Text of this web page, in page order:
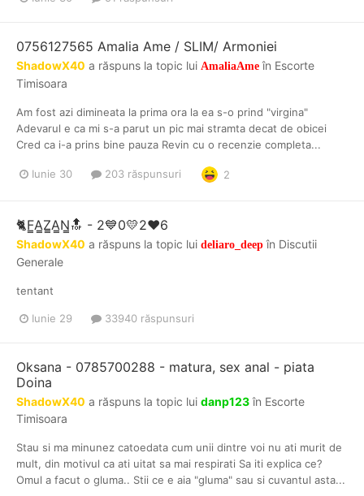
0756127565 Amalia Ame / SLIM/ Armoniei
ShadowX40 a răspuns la topic lui AmaliaAme în Escorte
Timisoara
Am fost azi dimineata la prima ora la ea s-o prind "virgina"
Adevarul e ca mi s-a parut un pic mai stramta decat de obicei
Cred ca i-a prins bine pauza Revin cu o recenzie completa...
Iunie 30 203 răspunsuri 2
🐈F̳A̳Z̳A̳N̳🔝​​​​​ - 2💙0💛2❤️6
ShadowX40 a răspuns la topic lui deliaro_deep în Discutii
Generale
tentant
Iunie 29 33940 răspunsuri
Oksana - 0785700288 - matura, sex anal - piata
Doina
ShadowX40 a răspuns la topic lui danp123în Escorte
Timisoara
Stau si ma minunez catoedata cum unii dintre voi nu ati murit de
mult, din motivul ca ati uitat sa mai respirati Sa iti explica ce?
Omul a facut o gluma.. Stii ce e aia "gluma" sau si cuvantul asta...